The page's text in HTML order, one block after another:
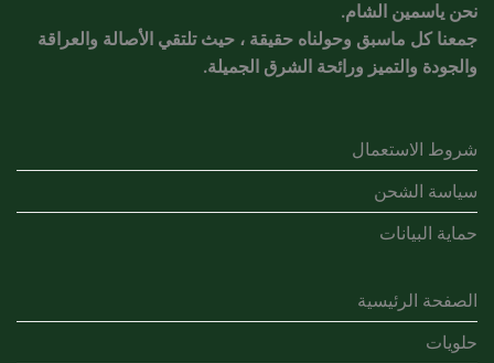
نحن ياسمين الشام.
جمعنا كل ماسبق وحولناه حقيقة ، حيث تلتقي الأصالة والعراقة
والجودة والتميز ورائحة الشرق الجميلة.
شروط الاستعمال
سياسة الشحن
حماية البيانات
الصفحة الرئيسية
حلويات